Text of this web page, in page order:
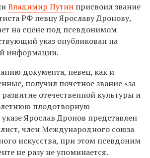
Владимир Путин присвоил звание
РФ певцу Ярославу Дронову,
на сцене под псевдонимом
указ опубликован на
информации.
документа, певец, как и
получил почетное звание «за
отечественной культуры и
плодотворную
Ярослав Дронов представлен
член Международного союза
искусства, при этом псевдоним
не разу не упоминается.